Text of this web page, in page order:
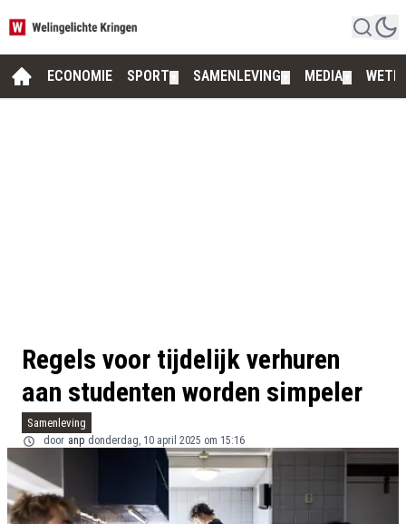
ECONOMIE SPORT SAMENLEVING MEDIA
Regels voor tijdelijk verhuren
aan studenten worden simpeler
Samenleving
door anp donderdag, 10 april 2025 om 15:16